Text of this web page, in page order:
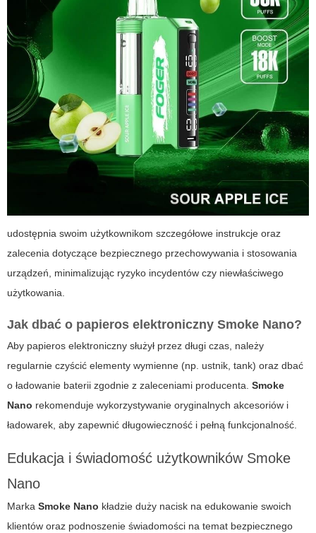
udostępnia swoim użytkownikom szczegółowe instrukcje oraz
zalecenia dotyczące bezpiecznego przechowywania i stosowania
urządzeń, minimalizując ryzyko incydentów czy niewłaściwego
użytkowania.
Jak dbać o papieros elektroniczny Smoke Nano?
Aby papieros elektroniczny służył przez długi czas, należy
regularnie czyścić elementy wymienne (np. ustnik, tank) oraz dbać
o ładowanie baterii zgodnie z zaleceniami producenta. Smoke
Nano rekomenduje wykorzystywanie oryginalnych akcesoriów i
ładowarek, aby zapewnić długowieczność i pełną funkcjonalność.
Edukacja i świadomość użytkowników Smoke
Nano
Marka Smoke Nano kładzie duży nacisk na edukowanie swoich
klientów oraz podnoszenie świadomości na temat bezpiecznego